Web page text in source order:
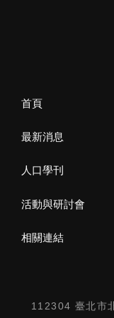
首頁
最新消息
人口學刊
活動與研討會
相關連結
112304 臺北市